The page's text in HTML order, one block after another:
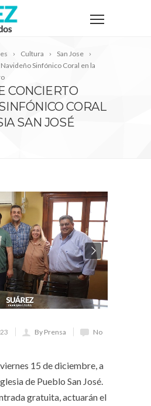
Cultura
San Jose
Sinfónico Coral en la
CONCIERTO
CORAL
SAN JOSÉ
By Prensa
No
15 de diciembre, a
de Pueblo San José.
gratuita, actuarán el